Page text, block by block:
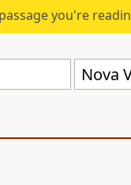
you're
Nova